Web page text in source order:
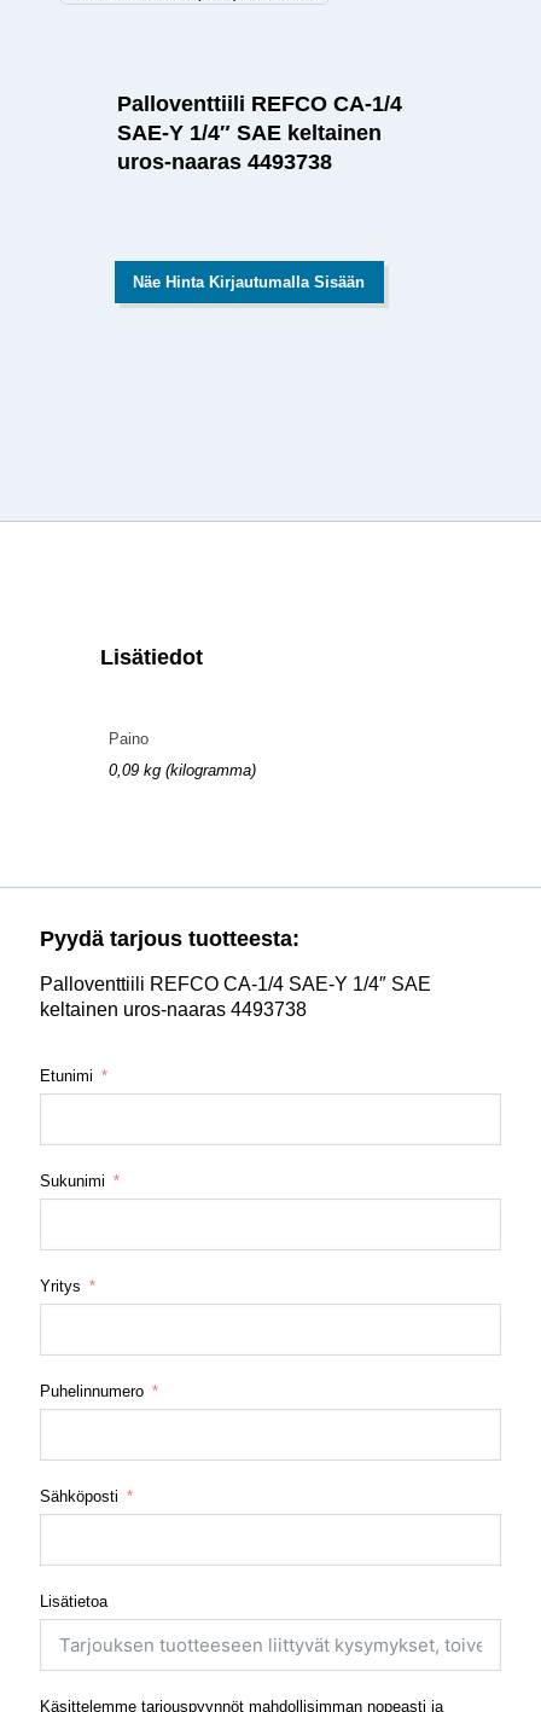
Palloventtiili REFCO CA-1/4
SAE-Y 1/4″ SAE keltainen
uros-naaras 4493738
Näe Hinta Kirjautumalla Sisään
Lisätiedot
Paino
0,09 kg (kilogramma)
Pyydä tarjous tuotteesta:
Palloventtiili REFCO CA-1/4 SAE-Y 1/4″ SAE
keltainen uros-naaras 4493738
Etunimi
Sukunimi
Yritys
Puhelinnumero
Sähköposti
Lisätietoa
Käsittelemme tarjouspyynnöt mahdollisimman nopeasti ja